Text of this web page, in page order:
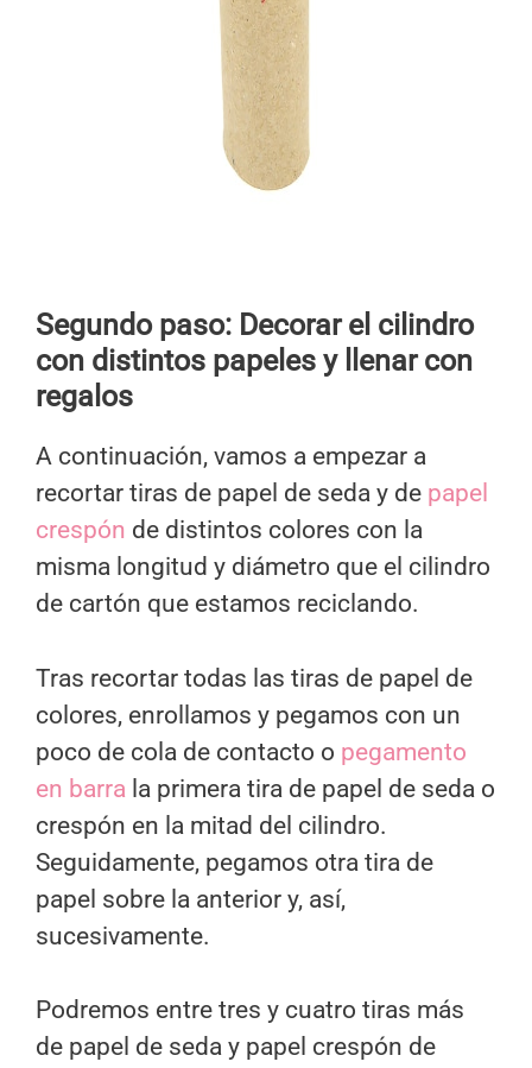
Segundo paso: Decorar el cilindro
con distintos papeles y llenar con
regalos
A continuación, vamos a empezar a
recortar tiras de papel de seda y de papel
crespón de distintos colores con la
misma longitud y diámetro que el cilindro
de cartón que estamos reciclando.
Tras recortar todas las tiras de papel de
colores, enrollamos y pegamos con un
poco de cola de contacto o pegamento
en barra la primera tira de papel de seda o
crespón en la mitad del cilindro.
Seguidamente, pegamos otra tira de
papel sobre la anterior y, así,
sucesivamente.
Podremos entre tres y cuatro tiras más
de papel de seda y papel crespón de